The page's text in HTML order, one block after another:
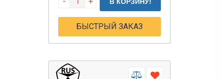
БЫСТРЫЙ ЗАКАЗ